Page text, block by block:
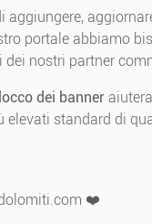
31° ↓ 20°
aggiungere,
portale abbiamo
dei nostri partner
dei banner
elevati standard di
❤️